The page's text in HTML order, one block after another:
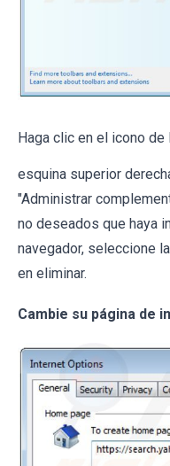
Haga clic en el icono de
esquina superior
"Administrar
no deseados que haya
navegador, seleccione
en eliminar.
Cambie su página de